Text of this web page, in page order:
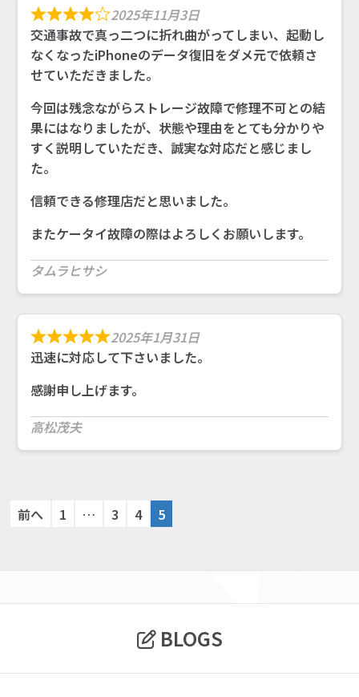
2025年11月3日
交通事故で真っ二つに折れ曲がってしまい、起動し
なくなったiPhoneのデータ復旧をダメ元で依頼さ
せていただきました。
今回は残念ながらストレージ故障で修理不可との結
果にはなりましたが、状態や理由をとても分かりや
すく説明していただき、誠実な対応だと感じまし
た。
信頼できる修理店だと思いました。
またケータイ故障の際はよろしくお願いします。
タムラヒサシ
2025年1月31日
迅速に対応して下さいました。
感謝申し上げます。
高松茂夫
Site
前へ Page
1 … Page
3 Page
4 Page
5
BLOGS